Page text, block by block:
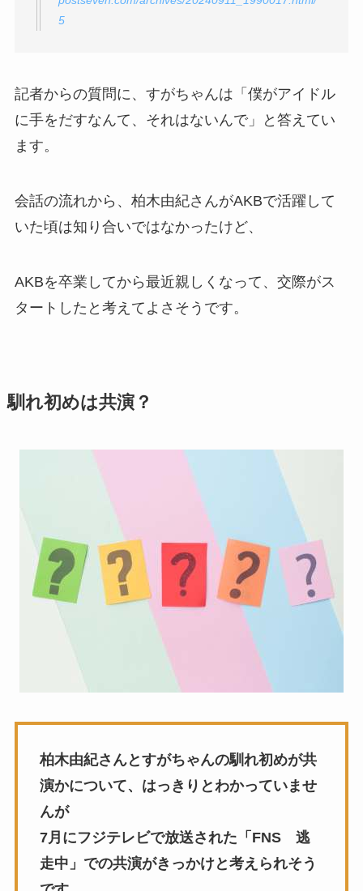
5
記者からの質問に、すがちゃんは「僕がアイドル
に手をだすなんて、それはないんで」と答えてい
ます。
会話の流れから、柏木由紀さんがAKBで活躍して
いた頃は知り合いではなかったけど、
AKBを卒業してから最近親しくなって、交際がス
タートしたと考えてよさそうです。
馴れ初めは共演？
柏木由紀さんとすがちゃんの馴れ初めが共
演かについて、はっきりとわかっていませ
んが
7月にフジテレビで放送された「FNS 逃
走中」での共演がきっかけと考えられそう